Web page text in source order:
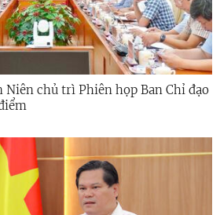
Niên chủ trì Phiên họp Ban Chỉ đạo